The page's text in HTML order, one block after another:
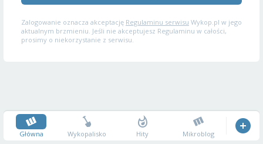
Zalogowanie oznacza akceptację Regulaminu serwisu Wykop.pl w jego
aktualnym brzmieniu. Jeśli nie akceptujesz Regulaminu w całości,
prosimy o niekorzystanie z serwisu.
Główna Wykopalisko Hity Mikroblog